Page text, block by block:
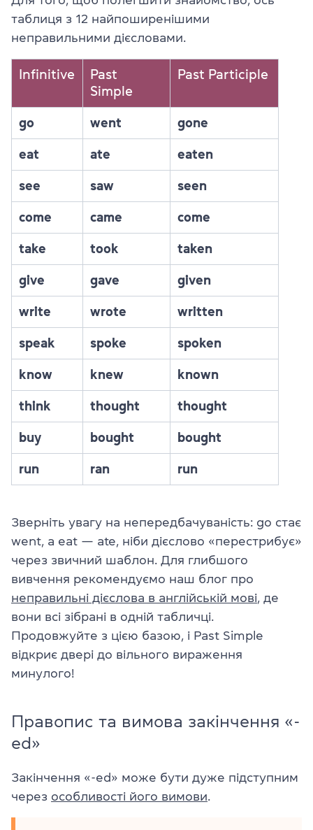
таблиця з 12 найпоширенішими
неправильними дієсловами.
Infinitive
Past
Simple
Past Participle
go went gone
eat ate eaten
see saw seen
come came come
take took taken
give gave given
write wrote written
speak spoke spoken
know knew known
think thought thought
buy bought bought
run ran run
Зверніть увагу на непередбачуваність: go стає
went, а eat — ate, ніби дієслово «перестрибує»
через звичний шаблон. Для глибшого
вивчення рекомендуємо наш блог про
неправильні дієслова в англійській мові , де
вони всі зібрані в одній табличці.
Продовжуйте з цією базою, і Past Simple
відкриє двері до вільного вираження
минулого!
Правопис та вимова закінчення «-
ed»
Закінчення «-ed» може бути дуже підступним
через особливості його вимови